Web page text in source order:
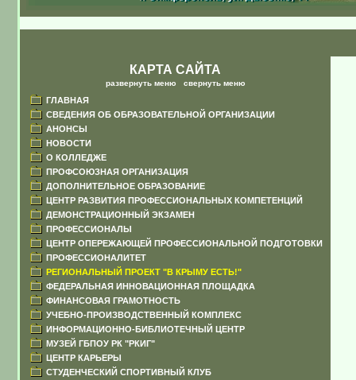
КАРТА САЙТА
развернуть меню свернуть меню
ГЛАВНАЯ
СВЕДЕНИЯ ОБ ОБРАЗОВАТЕЛЬНОЙ ОРГАНИЗАЦИИ
АНОНСЫ
НОВОСТИ
О КОЛЛЕДЖЕ
ПРОФСОЮЗНАЯ ОРГАНИЗАЦИЯ
ДОПОЛНИТЕЛЬНОЕ ОБРАЗОВАНИЕ
ЦЕНТР РАЗВИТИЯ ПРОФЕССИОНАЛЬНЫХ КОМПЕТЕНЦИЙ
ДЕМОНСТРАЦИОННЫЙ ЭКЗАМЕН
ПРОФЕССИОНАЛЫ
ЦЕНТР ОПЕРЕЖАЮЩЕЙ ПРОФЕССИОНАЛЬНОЙ ПОДГОТОВКИ
ПРОФЕССИОНАЛИТЕТ
РЕГИОНАЛЬНЫЙ ПРОЕКТ "В КРЫМУ ЕСТЬ!"
ФЕДЕРАЛЬНАЯ ИННОВАЦИОННАЯ ПЛОЩАДКА
ФИНАНСОВАЯ ГРАМОТНОСТЬ
УЧЕБНО-ПРОИЗВОДСТВЕННЫЙ КОМПЛЕКС
ИНФОРМАЦИОННО-БИБЛИОТЕЧНЫЙ ЦЕНТР
МУЗЕЙ ГБПОУ РК "РКИГ"
ЦЕНТР КАРЬЕРЫ
СТУДЕНЧЕСКИЙ СПОРТИВНЫЙ КЛУБ